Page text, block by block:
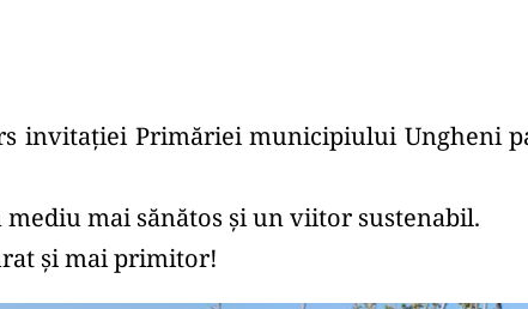
invitației Primăriei municipiului Ungheni
mai sănătos și un viitor sustenabil.
și mai primitor!